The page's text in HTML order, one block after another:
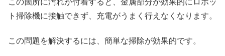
ト掃除機に接触できず、充電がうまく行えなくなります。
この問題を解決するには、簡単な掃除が効果的です。